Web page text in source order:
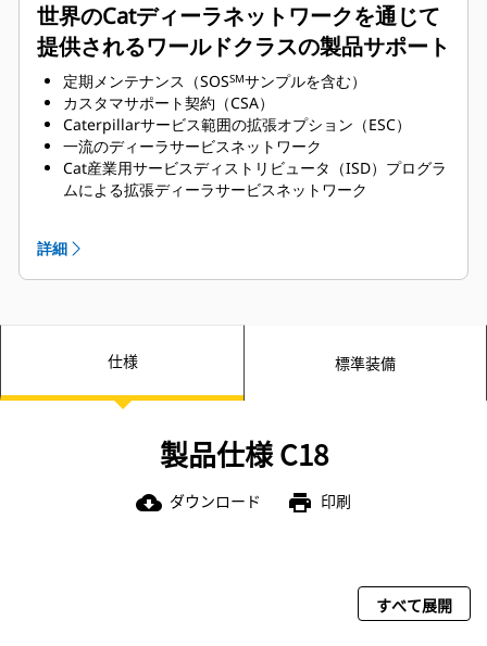
世界のCatディーラネットワークを通じて
提供されるワールドクラスの製品サポート
定期メンテナンス（SOSSMサンプルを含む）
カスタマサポート契約（CSA）
Caterpillarサービス範囲の拡張オプション（ESC）
一流のディーラサービスネットワーク
Cat産業用サービスディストリビュータ（ISD）プログラ
ムによる拡張ディーラサービスネットワーク
詳細
仕様 標準装備
製品仕様 C18
cloud_download ダウンロード print 印刷
すべて展開